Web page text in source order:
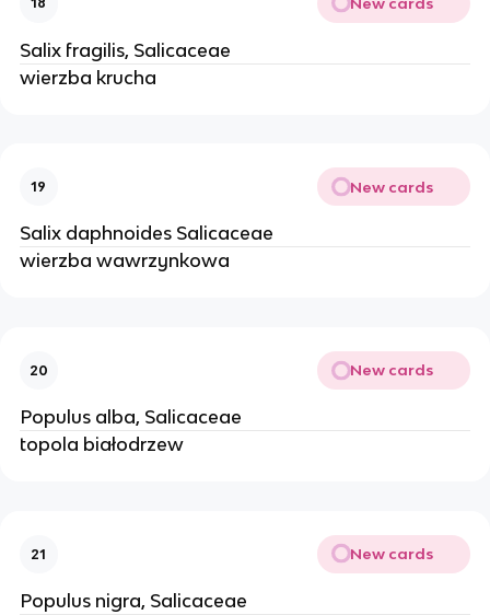
Salix fragilis, Salicaceae
wierzba krucha
19 New cards
Salix daphnoides Salicaceae
wierzba wawrzynkowa
20 New cards
Populus alba, Salicaceae
topola białodrzew
21 New cards
Populus nigra, Salicaceae